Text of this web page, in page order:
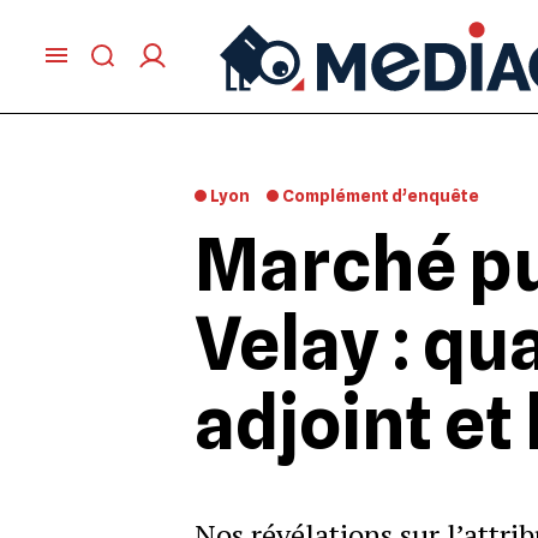
Lyon Complément d’enquête
Marché
Velay :
adjoint et